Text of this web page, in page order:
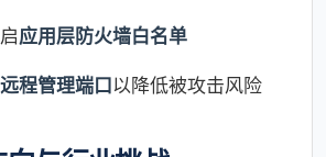
应用层防火墙白名单
远程管理端口 以降低被攻击风险